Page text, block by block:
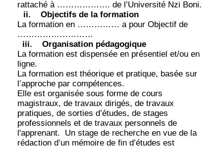
rattaché à ………………. de l’Université Nzi Boni.
ii.
Objectifs de la formation
La formation en …………… a pour Objectif de
………………………
iii.
Organisation pédagogique
La formation est dispensée en présentiel et/ou en
ligne.
La formation est théorique et pratique, basée sur
l’approche par compétences.
Elle est organisée sous forme de cours
magistraux, de travaux dirigés, de travaux
pratiques, de sorties d’études, de stages
professionnels et de travaux personnels de
l'apprenant.
Un stage de recherche en vue de la
rédaction d’un mémoire de fin d’études est